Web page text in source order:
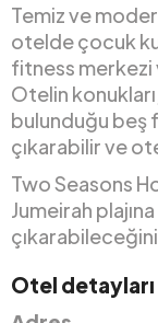
Temiz ve
otelde çocuk
fitness merkezi
Otelin
bulunduğu beş
çıkarabilir ve
Two Seasons
Jumeirah
Otel detayları